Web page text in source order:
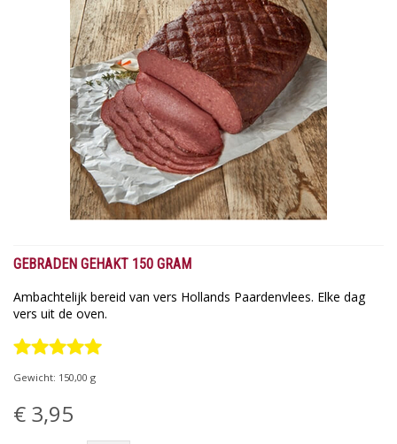
GEBRADEN GEHAKT 150 GRAM
Ambachtelijk bereid van vers Hollands Paardenvlees. Elke dag
vers uit de oven.
Gewicht: 150,00 g
€ 3,95